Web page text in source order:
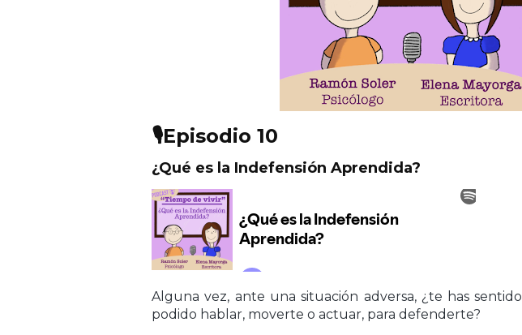
🎙️Episodio 10
¿Qué es la Indefensión Aprendida?
Alguna vez, ante una situación adversa, ¿te has sentido
podido hablar, moverte o actuar, para defenderte?